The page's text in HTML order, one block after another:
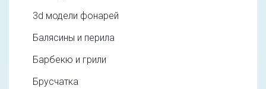
3d модели фонарей
Балясины и перила
Барбекю и грили
Брусчатка